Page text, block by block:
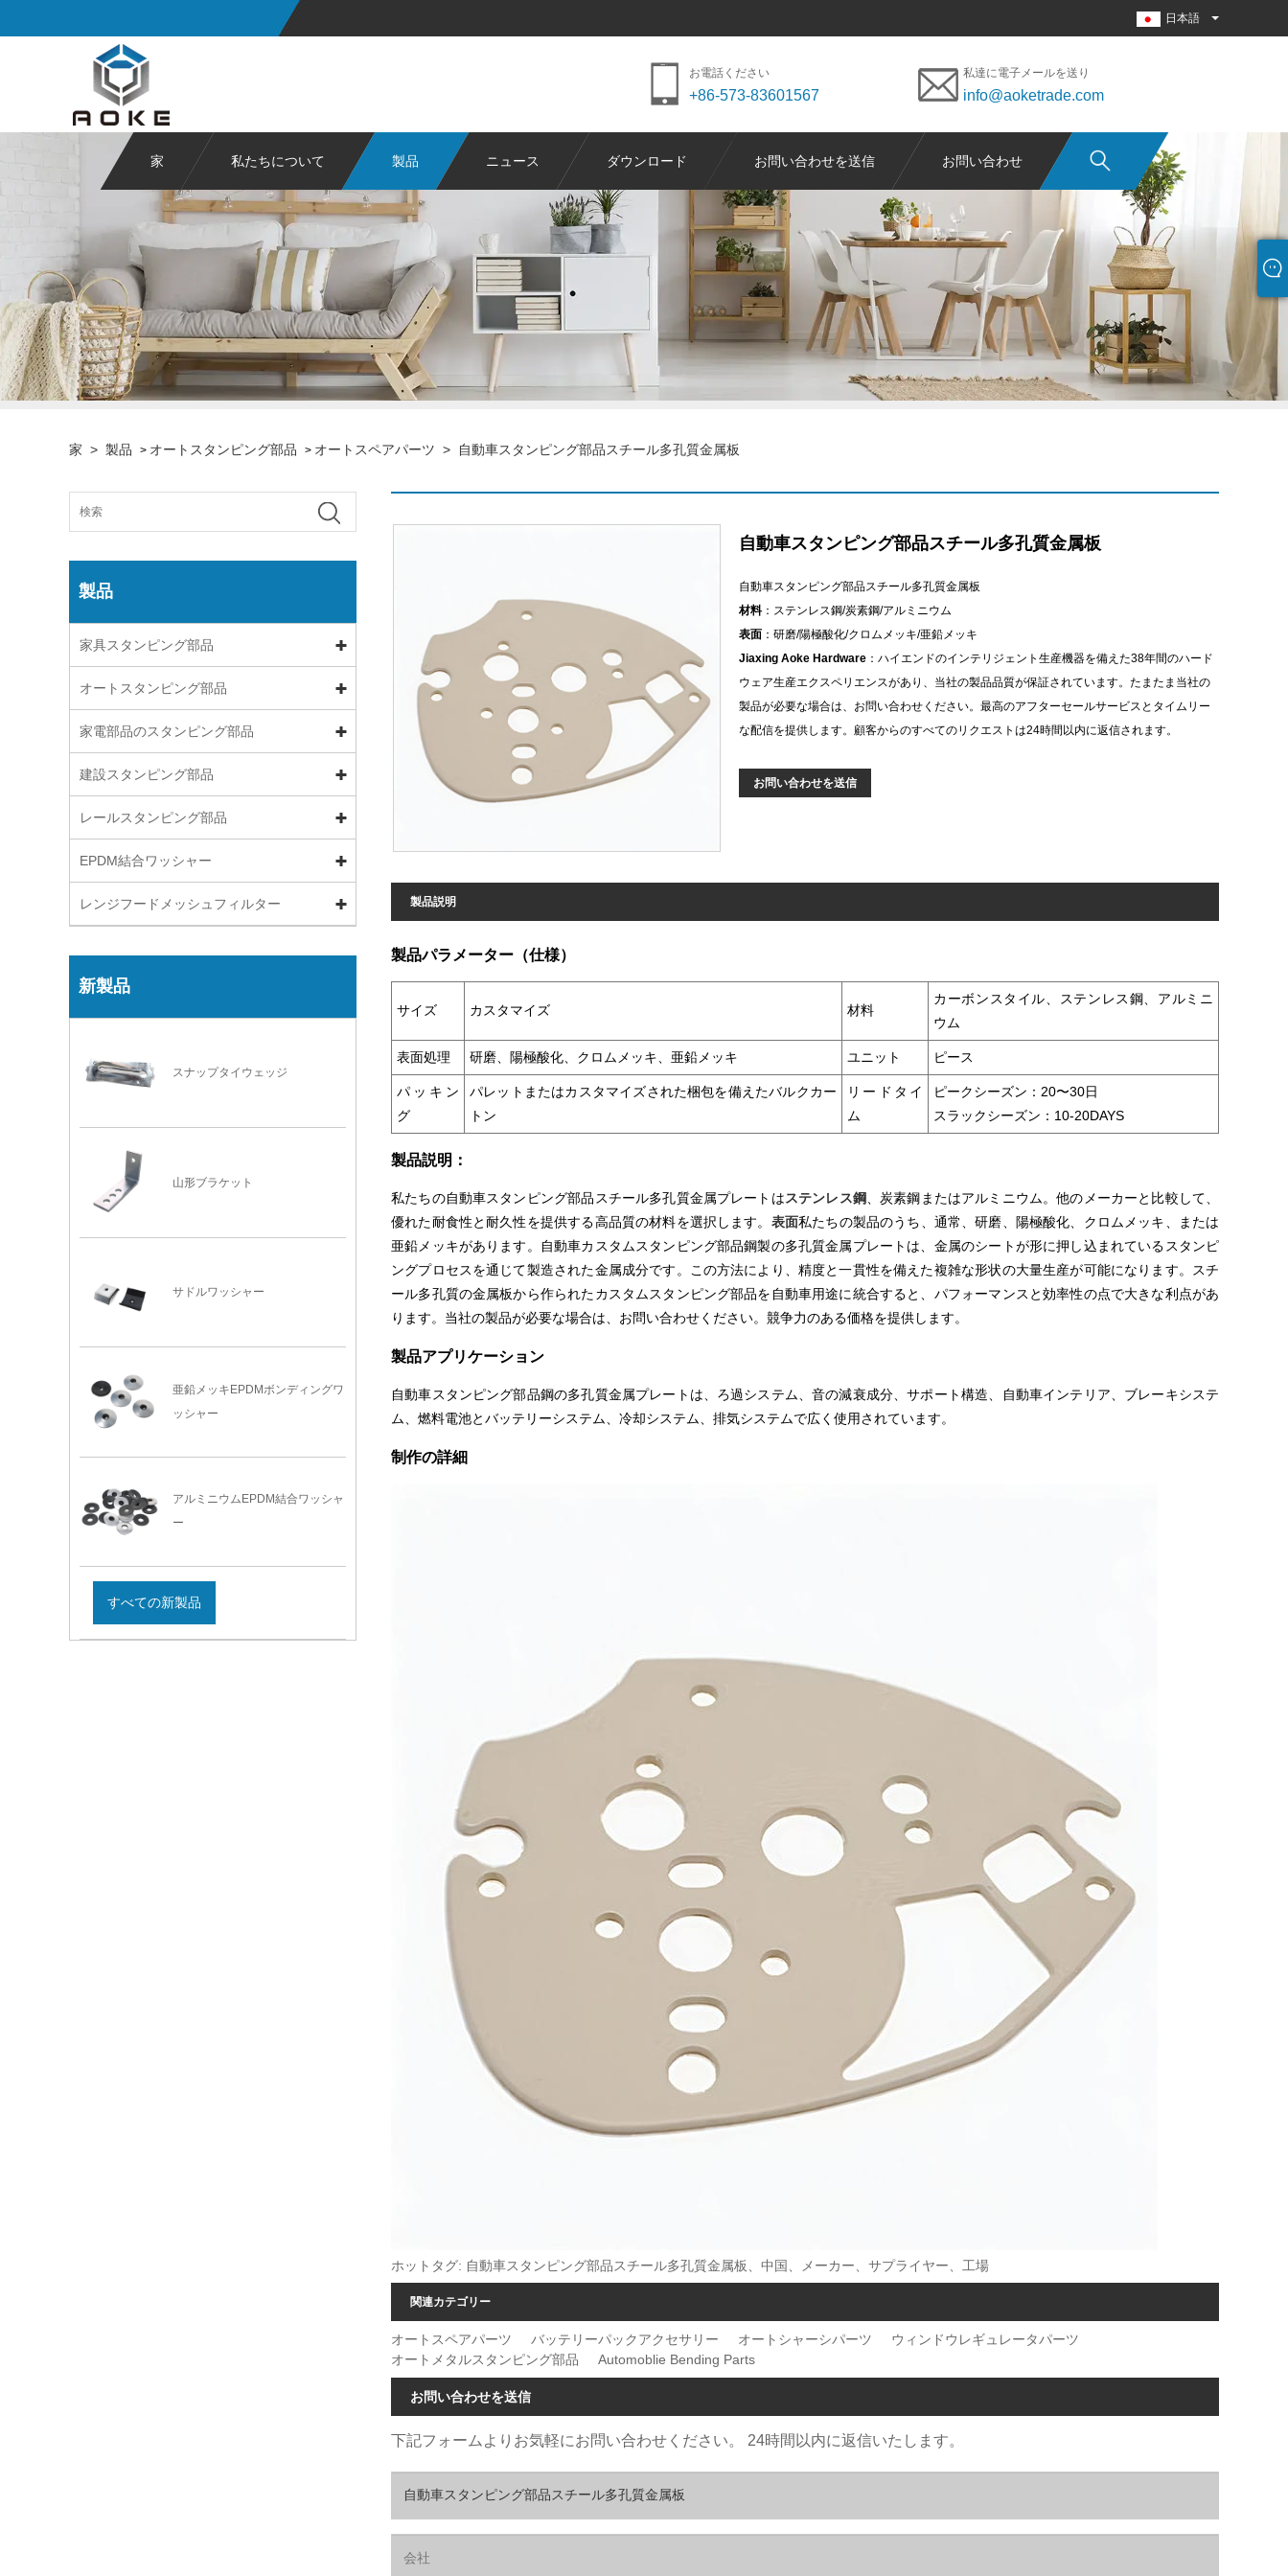
日本語
お電話ください
+86-573-83601567
私達に電子メールを送り
info@aoketrade.com
家 私たちについて 製品 ニュース ダウンロード お問い合わせを送信 お問い合わせ
家 > 製品 > オートスタンピング部品 > オートスペアパーツ > 自動車スタンピング部品スチール多孔質金属板
製品
家具スタンピング部品
オートスタンピング部品
家電部品のスタンピング部品
建設スタンピング部品
レールスタンピング部品
EPDM結合ワッシャー
レンジフードメッシュフィルター
新製品
スナップタイウェッジ
山形ブラケット
サドルワッシャー
亜鉛メッキEPDMボンディングワ
ッシャー
アルミニウムEPDM結合ワッシャ
ー
すべての新製品
自動車スタンピング部品スチール多孔質金属板
自動車スタンピング部品スチール多孔質金属板
材料：ステンレス鋼/炭素鋼/アルミニウム
表面：研磨/陽極酸化/クロムメッキ/亜鉛メッキ
Jiaxing Aoke Hardware：ハイエンドのインテリジェント生産機器を備えた38年間のハード
ウェア生産エクスペリエンスがあり、当社の製品品質が保証されています。たまたま当社の
製品が必要な場合は、お問い合わせください。最高のアフターセールサービスとタイムリー
な配信を提供します。顧客からのすべてのリクエストは24時間以内に返信されます。
お問い合わせを送信
製品説明
製品パラメーター（仕様）
サイズ カスタマイズ 材料
カーボンスタイル、ステンレス鋼、アルミニ
ウム
表面処理 研磨、陽極酸化、クロムメッキ、亜鉛メッキ ユニット ピース
パッキン
グ
パレットまたはカスタマイズされた梱包を備えたバルクカー
トン
リードタイ
ム
ピークシーズン：20〜30日
スラックシーズン：10-20DAYS
製品説明：
私たちの自動車スタンピング部品スチール多孔質金属プレートはステンレス鋼、炭素鋼またはアルミニウム。他のメーカーと比較して、
優れた耐食性と耐久性を提供する高品質の材料を選択します。 表面私たちの製品のうち、通常、研磨、陽極酸化、クロムメッキ、または
亜鉛メッキがあります。自動車カスタムスタンピング部品鋼製の多孔質金属プレートは、金属のシートが形に押し込まれているスタンピ
ングプロセスを通じて製造された金属成分です。この方法により、精度と一貫性を備えた複雑な形状の大量生産が可能になります。スチ
ール多孔質の金属板から作られたカスタムスタンピング部品を自動車用途に統合すると、パフォーマンスと効率性の点で大きな利点があ
ります。当社の製品が必要な場合は、お問い合わせください。競争力のある価格を提供します。
製品アプリケーション
自動車スタンピング部品鋼の多孔質金属プレートは、ろ過システム、音の減衰成分、サポート構造、自動車インテリア、ブレーキシステ
ム、燃料電池とバッテリーシステム、冷却システム、排気システムで広く使用されています。
制作の詳細
ホットタグ: 自動車スタンピング部品スチール多孔質金属板、中国、メーカー、サプライヤー、工場
関連カテゴリー
オートスペアパーツ バッテリーパックアクセサリー オートシャーシパーツ
ウィンドウレギュレータパーツ
オートメタルスタンピング部品
Automoblie Bending Parts
お問い合わせを送信
下記フォームよりお気軽にお問い合わせください。 24時間以内に返信いたします。